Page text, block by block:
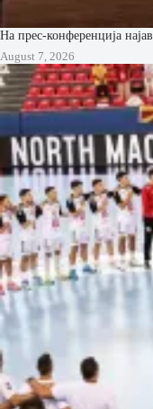
На прес-конференција
August 7, 2026